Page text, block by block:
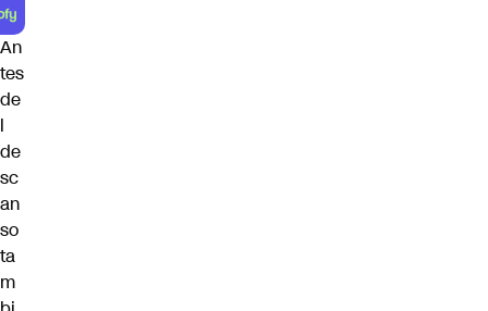
An
tes
de
l
de
sc
an
so
ta
m